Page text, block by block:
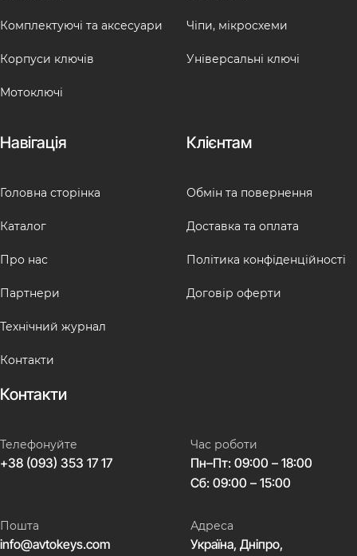
Комплектуючі та аксесуари
Корпуси ключів
Мотоключі
Чіпи, мікросхеми
Універсальні ключі
Навігація
Головна сторінка
Каталог
Про нас
Партнери
Технічний журнал
Контакти
Клієнтам
Обмін та повернення
Доставка та оплата
Політика конфіденційності
Договір оферти
Контакти
Телефонуйте
+38 (093) 353 17 17
Час роботи
Пн–Пт: 09:00 – 18:00
Сб: 09:00 – 15:00
Пошта
info@avtokeys.com
Адреса
Україна, Дніпро,